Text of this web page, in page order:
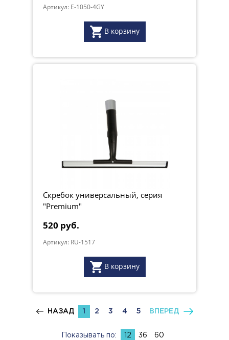
Артикул: E-1050-4GY
В корзину
Скребок универсальный, серия
"Premium"
520 руб.
Артикул: RU-1517
В корзину
НАЗАД 1 2 3 4 5 ВПЕРЕД
Показывать по: 12 36 60